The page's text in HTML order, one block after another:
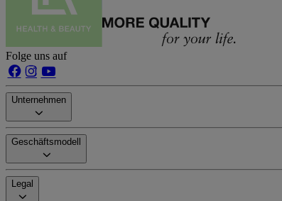
Folge uns auf
Unternehmen
Geschäftsmodell
Legal